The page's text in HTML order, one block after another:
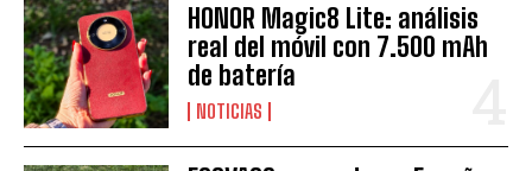
HONOR Magic8 Lite: análisis
real del móvil con 7.500 mAh
de batería
NOTICIAS